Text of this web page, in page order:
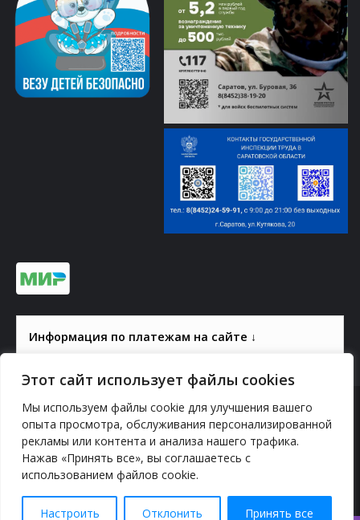
Этот сайт использует файлы cookies
Мы используем файлы cookie для улучшения вашего
опыта просмотра, обслуживания персонализированной
рекламы или контента и анализа нашего трафика.
Нажав «Принять все», вы соглашаетесь с
использованием файлов cookie.
Настроить Отклонить Принять все
Информация по платежам на сайте ↓
© 2000-2026, ГАУК СОМ КВЦ
Политика конфиденциальности
YouTube
vk.com